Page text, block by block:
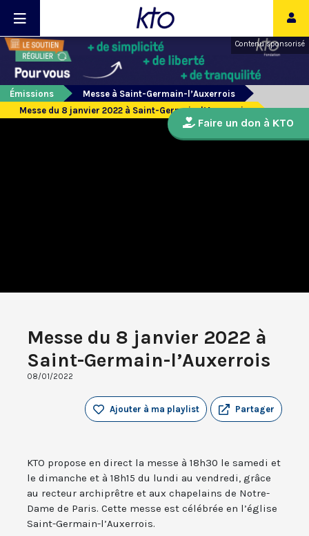
Contenu sponsorisé
Émissions
Messe à Saint-Germain-l’Auxerrois
Messe du 8 janvier 2022 à Saint-Germain-l’Auxerrois
Messe du 8 janvier 2022 à
Saint-Germain-l’Auxerrois
08/01/2022
Partager
Ajouter à ma playlist
KTO propose en direct la messe à 18h30 le samedi et
le dimanche et à 18h15 du lundi au vendredi, grâce
au recteur archiprêtre et aux chapelains de Notre-
Dame de Paris. Cette messe est célébrée en l’église
Saint-Germain-l’Auxerrois.
Faire un don à KTO